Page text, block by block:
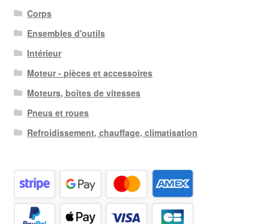
Corps
Ensembles d'outils
Intérieur
Moteur - pièces et accessoires
Moteurs, boîtes de vitesses
Pneus et roues
Refroidissement, chauffage, climatisation